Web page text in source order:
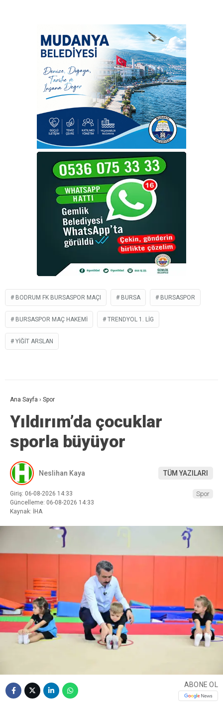
BODRUM FK BURSASPOR MAÇI BURSA BURSASPOR
BURSASPOR MAÇ HAKEMI TRENDYOL 1. LIG
YIĞIT ARSLAN
Ana Sayfa › Spor
Yıldırım’da çocuklar
sporla büyüyor
Neslihan Kaya TÜM YAZILARI
Giriş: 06-08-2026 14:33
Güncelleme: 06-08-2026 14:33
Kaynak: İHA
Spor
ABONE OL